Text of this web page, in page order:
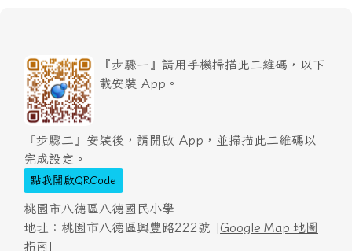
『步驟一』請用手機掃描此二維碼，以下
載安裝 App。
『步驟二』安裝後，請開啟 App，並掃描此二維碼以
完成設定。
點我開啟QRCode
桃園市八德區八德國民小學
地址：桃園市八德區興豐路222號 [Google Map 地圖
指南]